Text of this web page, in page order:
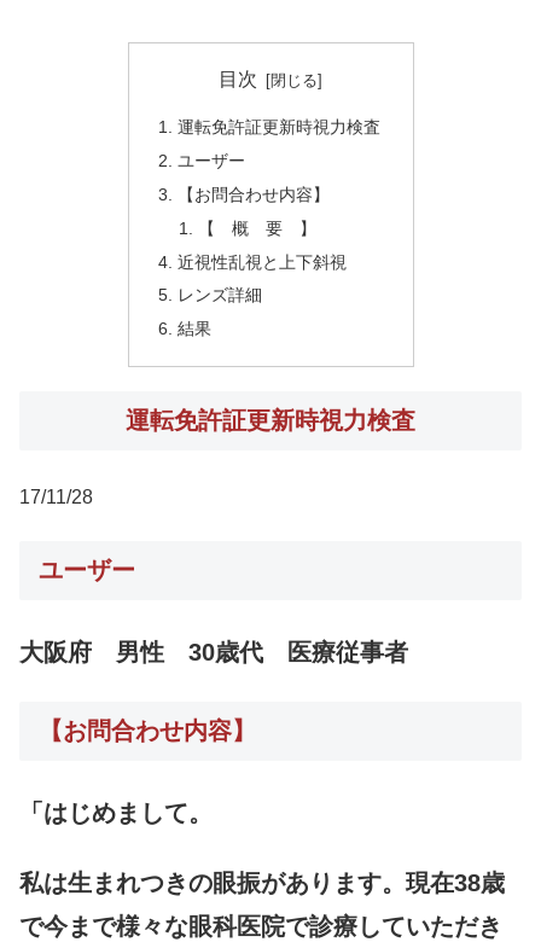
目次
運転免許証更新時視力検査
ユーザー
【お問合わせ内容】
【 概 要 】
近視性乱視と上下斜視
レンズ詳細
結果
運転免許証更新時視力検査
17/11/28
ユーザー
大阪府 男性 30歳代 医療従事者
【お問合わせ内容】
「はじめまして。
私は生まれつきの眼振があります。現在38歳
で今まで様々な眼科医院で診療していただき